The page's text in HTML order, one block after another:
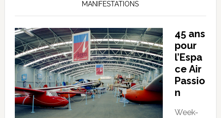
MANIFESTATIONS
45 ans
pour
l’Espa
ce Air
Passio
n
Week-